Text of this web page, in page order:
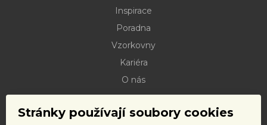
Stránky používají soubory cookies
Inspirace
Poradna
Vzorkovny
Kariéra
O nás
Dokumenty ke stažení